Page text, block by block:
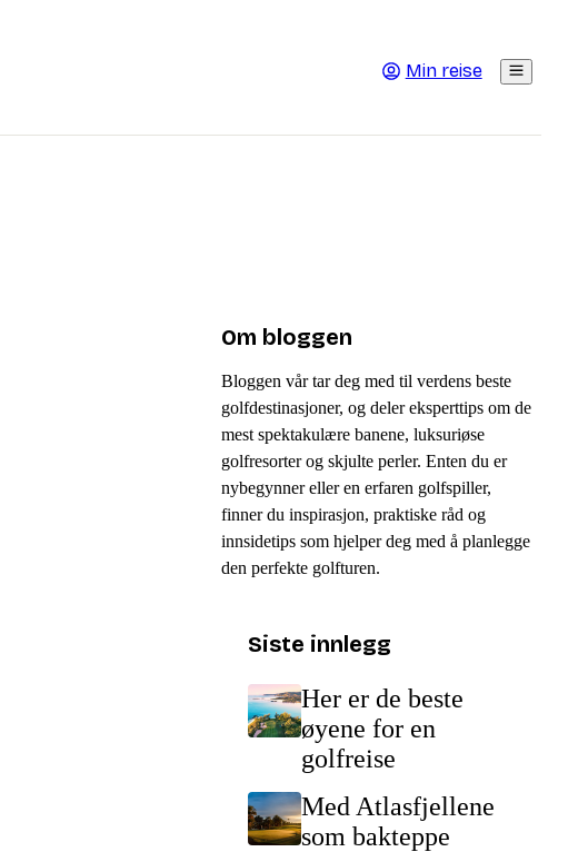
Min reise
Om bloggen
Bloggen vår tar deg med til verdens beste
golfdestinasjoner, og deler eksperttips om de
mest spektakulære banene, luksuriøse
golfresorter og skjulte perler. Enten du er
nybegynner eller en erfaren golfspiller,
finner du inspirasjon, praktiske råd og
innsidetips som hjelper deg med å planlegge
den perfekte golfturen.
Siste innlegg
Her er de beste
øyene for en
golfreise
Med Atlasfjellene
som bakteppe